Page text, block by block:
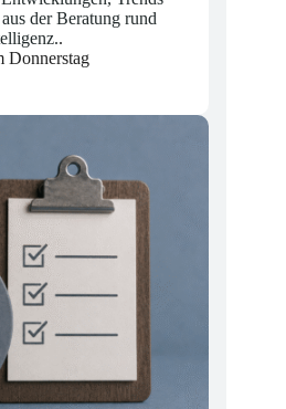
Trends
der Beratung rund
.